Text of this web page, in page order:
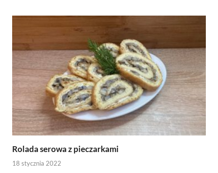
Rolada serowa z pieczarkami
18 stycznia 2022